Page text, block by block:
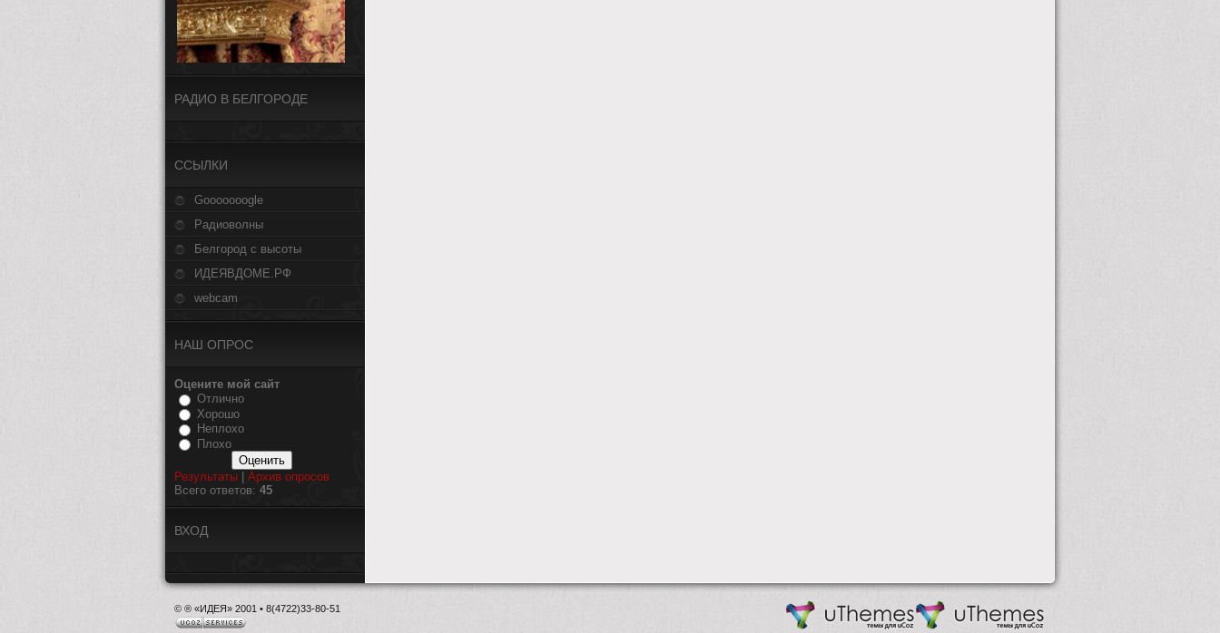
РАДИО В БЕЛГОРОДЕ
CСЫЛКИ
Gooooooogle
Радиоволны
Белгород с высоты
ИДЕЯВДОМЕ.РФ
webcam
НАШ ОПРОС
Оцените мой сайт
Отлично
Хорошо
Неплохо
Плохо
Результаты
Архив опросов
Всего ответов: 45
ВХОД
© ® «ИДЕЯ» 2001 • 8(4722)33-80-51